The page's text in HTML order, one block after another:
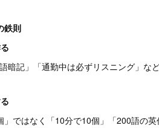
鉄則
暗記」「通勤中は必ずリスニング」
」ではなく「10分で10個」「200語の